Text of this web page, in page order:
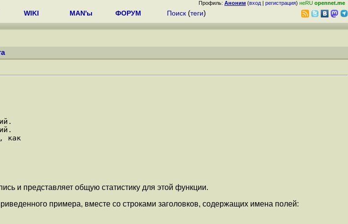
Профиль: Аноним (вход | регистрация) неRU opennet.me
WIKI MAN'ы ФОРУМ Поиск (теги)
и представляет общую статистику для этой функции.
примера, вместе со строками заголовков, содержащих имена полей: